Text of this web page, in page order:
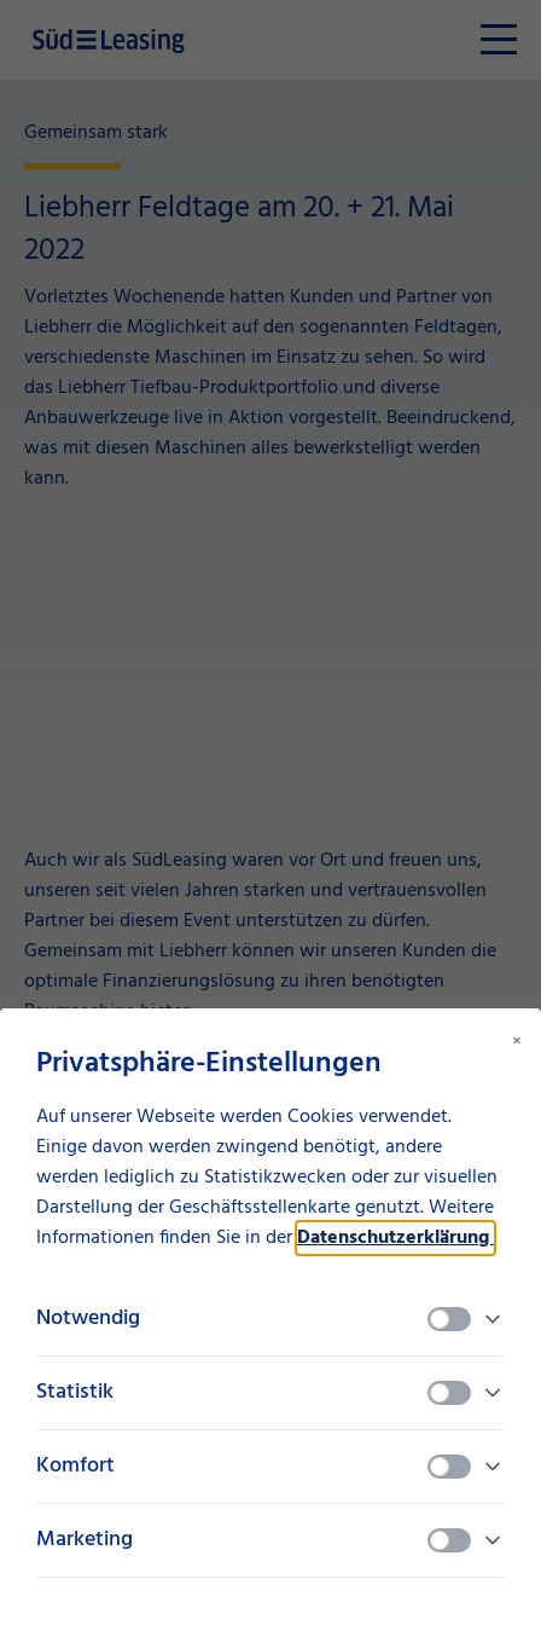
×
Privatsphäre-Einstellungen
Auf unserer Webseite werden Cookies verwendet.
Einige davon werden zwingend benötigt, andere
werden lediglich zu Statistikzwecken oder zur visuellen
Darstellung der Geschäftsstellenkarte genutzt. Weitere
Informationen finden Sie in derDatenschutzerklärung
Notwendig
Statistik
Komfort
Marketing
Gemeinsam stark
Liebherr Feldtage am 20. + 21. Mai
2022
Vorletztes Wochenende hatten Kunden und Partner von
Liebherr die Möglichkeit auf den sogenannten Feldtagen,
verschiedenste Maschinen im Einsatz zu sehen. So wird
das Liebherr Tiefbau-Produktportfolio und diverse
Anbauwerkzeuge live in Aktion vorgestellt. Beeindruckend,
was mit diesen Maschinen alles bewerkstelligt werden
kann.
Auch wir als SüdLeasing waren vor Ort und freuen uns,
unseren seit vielen Jahren starken und vertrauensvollen
Partner bei diesem Event unterstützen zu dürfen.
Gemeinsam mit Liebherr können wir unseren Kunden die
optimale Finanzierungslösung zu ihren benötigten
Baumaschine bieten.
Diesen Artikel teilen
teilen
Kontakt aufnehmen
Lassen Sie sich einfach von uns
persönlich beraten.
Clemens Kroschinski